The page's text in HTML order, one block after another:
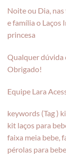
Noite ou Dia,
e família o Laços
princesa
Qualquer dúvida
Obrigado!
Equipe Lara
keywords (Tag )
kit laços para
faixa meia bebe,
pérolas para